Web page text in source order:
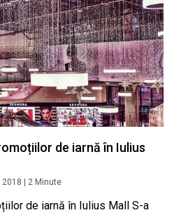
de iarnă în Iulius
2018 2 Minute
de iarnă în Iulius Mall S-a